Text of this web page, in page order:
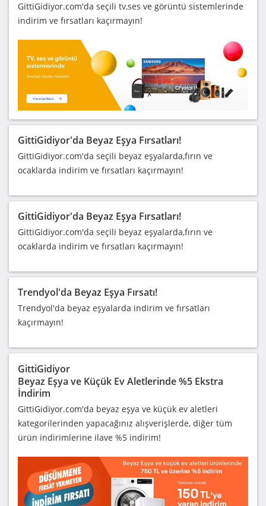
GittiGidiyor.com'da seçili tv,ses ve görüntü sistemlerinde
indirim ve fırsatları kaçırmayın!
GittiGidiyor'da Beyaz Eşya Fırsatları!
GittiGidiyor.com'da seçili beyaz eşyalarda,fırın ve
ocaklarda indirim ve fırsatları kaçırmayın!
GittiGidiyor'da Beyaz Eşya Fırsatları!
GittiGidiyor.com'da seçili beyaz eşyalarda,fırın ve
ocaklarda indirim ve fırsatları kaçırmayın!
Trendyol'da Beyaz Eşya Fırsatı!
Trendyol'da beyaz eşyalarda indirim ve fırsatları
kaçırmayın!
GittiGidiyor
Beyaz Eşya ve Küçük Ev Aletlerinde %5 Ekstra
İndirim
GittiGidiyor.com'da beyaz eşya ve küçük ev aletleri
kategorilerinden yapacağınız alışverişlerde, diğer tüm
ürün indirimlerine ilave %5 indirim!